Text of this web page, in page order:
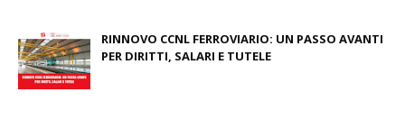
RINNOVO CCNL FERROVIARIO: UN PASSO AVANTI
PER DIRITTI, SALARI E TUTELE